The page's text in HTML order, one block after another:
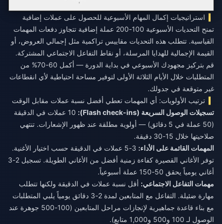
استراتيجيات إكمال المهام الأسبوعية للحصول على عملات إضافية
تمنح التحديات الأسبوعية 100-200 عملة إضافية تتجاوز دفعات المهمات
القياسية. تتطلب هذه التحديات مقاييس تراكمية مثل إجمالي العروض، أو
القيمة الإجمالية للهدايا المرسلة، أو نقاط التفاعل الاجتماعي المشتركة.
قم بتركيز مجهودك الأسبوعي في بداية الدورة — أكمل 60-70% من
المتطلبات خلال الأيام الثلاثة الأولى لتوفير مساحة احتياطية لأي انقطاعات
غير متوقعة في جدولك.
ترتيب الأولويات: أي المهمات تعطي أفضل نسبة عملات مقابل الوقت
تسجيلات الوصول السريعة (Flash check-ins):
10 عملات في الدقيقة
(50 عملة في 5 دقائق) — أولوية مطلقة عند ظهور الإشعارات. تنتهي
صلاحيتها خلال 15-30 دقيقة.
المهمات القائمة على الأداء:
3-5 عملات في الدقيقة حسب اختيار الأغنية.
توفر الأغاني القصيرة كفاءة زمنية أفضل من الأغاني الطويلة. تسجيل 2-3
أغاني يومياً يحقق 50-150 عملة أسبوعياً.
مهمات التفاعل الاجتماعي: أقل نسبة عملات في الدقيقة ولكنها تتطلب
مهارة ضئيلة. التفاعل مع المتابعين لمدة 2-3 دقائق يومياً يلبي المتطلبات
مع بناء قاعدة جماهيرية لإنجازات مراحل المتابعين (100-500 جوهرة عند
الوصول لـ 100 و500 و1,000 متابع).